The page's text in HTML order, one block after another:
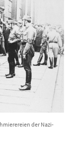
der Nazi-